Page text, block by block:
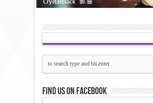
Find us on Facebook